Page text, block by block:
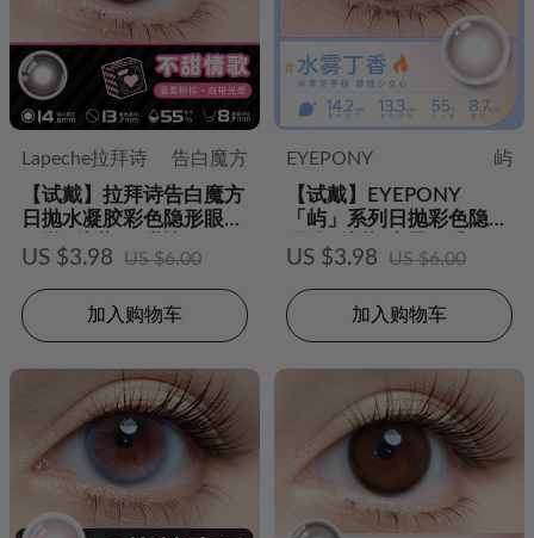
Lapeche拉拜诗
告白魔方
【试戴】拉拜诗告白魔方
日抛水凝胶彩色隐形眼镜
日抛2片装-不甜情歌
US $3.98 US $6.00
加入购物车
EYEPONY
屿
【试戴】EYEPONY
「屿」系列日抛彩色隐形
眼镜2片装-水雾丁香
US $3.98 US $6.00
加入购物车